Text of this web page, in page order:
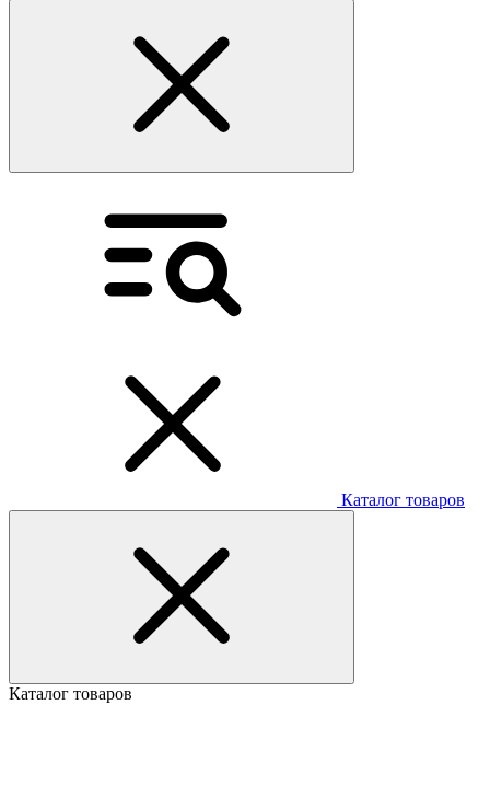
Каталог товаров
Каталог товаров